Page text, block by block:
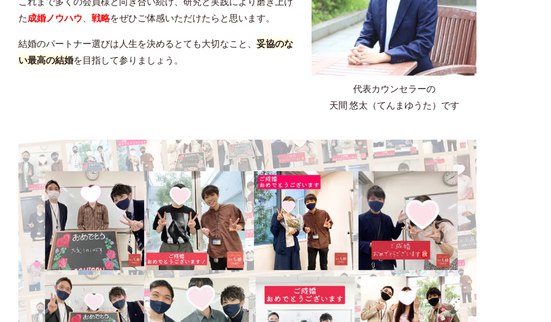
代表カウンセラーの
天間 悠太（てんまゆうた）です
た成婚ノウハウ 戦略をぜひご体感いただけたらと思います。
結婚のパートナー選びは人生を決めるとても大切なこと、 妥協のな
い最高の結婚を目指して参りましょう。